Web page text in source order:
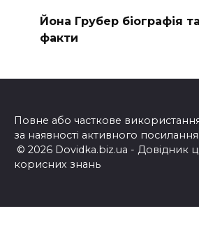
Йона Грубер біографія та
факти
Повне або часткове використання
за наявності активного
© 2026 Dovidka.biz.ua - Довідник
корисних знань